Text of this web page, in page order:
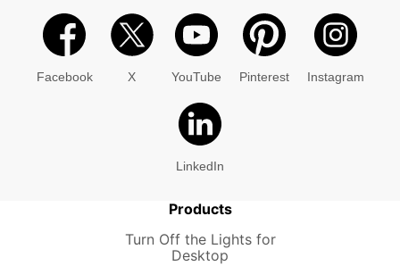
Facebook X YouTube Pinterest Instagram
LinkedIn
Products
Turn Off the Lights for
Desktop